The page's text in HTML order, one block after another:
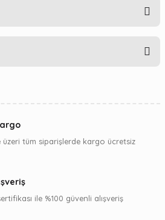
teşekkür ederiz.
bulunuyor.
üzeri tüm siparişlerde kargo ücretsiz
ile %100 güvenli alışveriş